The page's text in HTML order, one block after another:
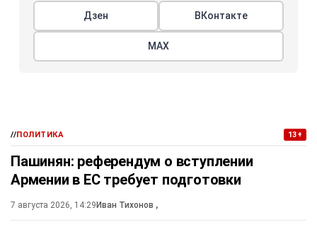
Дзен ВКонтакте
МАХ
//ПОЛИТИКА 13+
Пашинян: референдум о вступлении
Армении в ЕС требует подготовки
7 августа 2026, 14:29Иван Тихонов ,